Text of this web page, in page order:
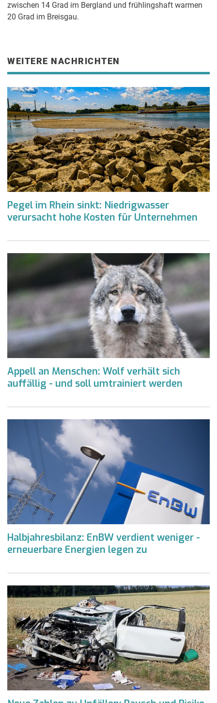
zwischen 14 Grad im Bergland und frühlingshaft warmen
20 Grad im Breisgau.
WEITERE NACHRICHTEN
Pegel im Rhein sinkt: Niedrigwasser
verursacht hohe Kosten für Unternehmen
Appell an Menschen: Wolf verhält sich
auffällig - und soll umtrainiert werden
Halbjahresbilanz: EnBW verdient weniger -
erneuerbare Energien legen zu